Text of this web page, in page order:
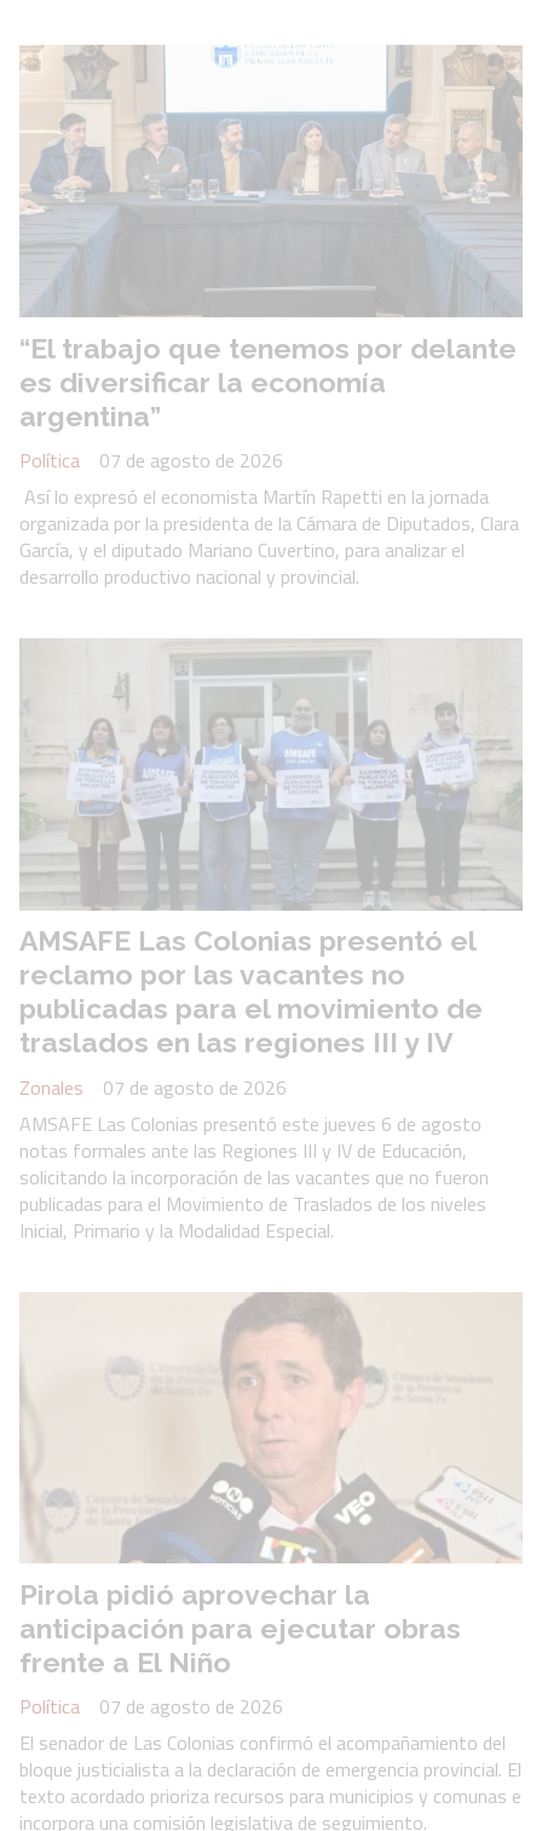
“El trabajo que tenemos por delante
es diversificar la economía
argentina”
Política
07 de agosto de 2026
Así lo expresó el economista Martín Rapetti en la jornada
organizada por la presidenta de la Cámara de Diputados, Clara
García, y el diputado Mariano Cuvertino, para analizar el
desarrollo productivo nacional y provincial.
AMSAFE Las Colonias presentó el
reclamo por las vacantes no
publicadas para el movimiento de
traslados en las regiones III y IV
Zonales
07 de agosto de 2026
AMSAFE Las Colonias presentó este jueves 6 de agosto
notas formales ante las Regiones III y IV de Educación,
solicitando la incorporación de las vacantes que no fueron
publicadas para el Movimiento de Traslados de los niveles
Inicial, Primario y la Modalidad Especial.
Pirola pidió aprovechar la
anticipación para ejecutar obras
frente a El Niño
Política
07 de agosto de 2026
El senador de Las Colonias confirmó el acompañamiento del
bloque justicialista a la declaración de emergencia provincial. El
texto acordado prioriza recursos para municipios y comunas e
incorpora una comisión legislativa de seguimiento.